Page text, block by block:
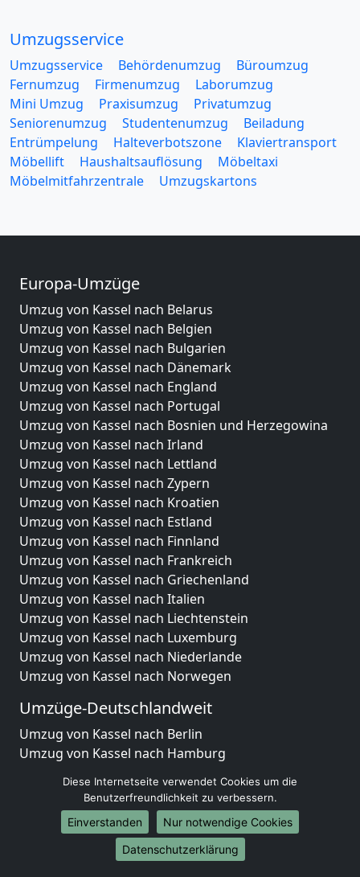
Umzugsservice
Umzugsservice Behördenumzug
Büroumzug
Fernumzug
Firmenumzug
Laborumzug
Mini Umzug
Praxisumzug
Privatumzug
Seniorenumzug
Studentenumzug
Beiladung
Entrümpelung
Halteverbotszone
Klaviertransport
Möbellift
Haushaltsauflösung
Möbeltaxi
Möbelmitfahrzentrale
Umzugskartons
Europa-Umzüge
Umzug von Kassel nach Belarus
Umzug von Kassel nach Belgien
Umzug von Kassel nach Bulgarien
Umzug von Kassel nach Dänemark
Umzug von Kassel nach England
Umzug von Kassel nach Portugal
Umzug von Kassel nach Bosnien und Herzegowina
Umzug von Kassel nach Irland
Umzug von Kassel nach Lettland
Umzug von Kassel nach Zypern
Umzug von Kassel nach Kroatien
Umzug von Kassel nach Estland
Umzug von Kassel nach Finnland
Umzug von Kassel nach Frankreich
Umzug von Kassel nach Griechenland
Umzug von Kassel nach Italien
Umzug von Kassel nach Liechtenstein
Umzug von Kassel nach Luxemburg
Umzug von Kassel nach Niederlande
Umzug von Kassel nach Norwegen
Umzüge-Deutschlandweit
Umzug von Kassel nach Berlin
Umzug von Kassel nach Hamburg
Umzug von Kassel nach Köln
Umzug von Kassel nach Frankfurt am Main
Umzug von Kassel nach Stuttgart
Umzug von Kassel nach Düsseldorf
Diese Internetseite verwendet Cookies um die
Benutzerfreundlichkeit zu verbessern.
Einverstanden
Nur notwendige Cookies
Datenschutzerklärung